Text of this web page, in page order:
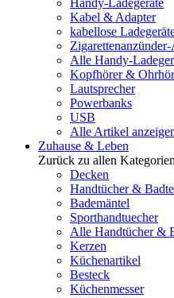
Handy-Ladegeräte
Kabel & Adapter
kabellose
Alle Handy-
Kopfhörer &
Lautsprecher
Powerbanks
USB
Alle Artikel
Zuhause & Leben
Zurück zu allen Kategorien
Decken
Handtücher &
Bademäntel
Sporthandtuecher
Alle Handtücher &
Kerzen
Küchenartikel
Besteck
Küchenmesser